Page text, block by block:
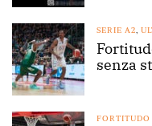
SERIE A2,
senza